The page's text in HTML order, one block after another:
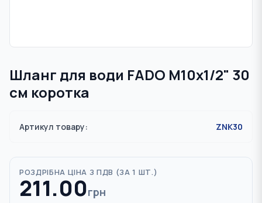
Шланг для води FADO M10х1/2" 30
см коротка
Артикул товару: ZNK30
РОЗДРІБНА ЦІНА З ПДВ (ЗА 1 ШТ.)
211.00грн